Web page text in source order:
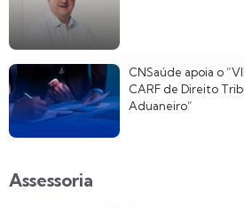
CNSaúde apoia o
CARF de Direito
Aduaneiro”
Assessoria